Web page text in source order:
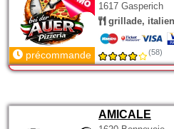
1617 Gasperich
grillade,
précommande (58)
AMICALE